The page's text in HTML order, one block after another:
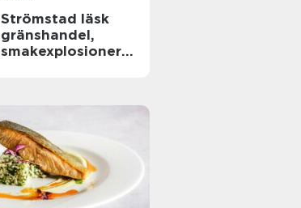
Strömstad läsk
gränshandel,
smakexplosioner